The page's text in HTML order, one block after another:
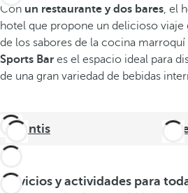
Con un restaurante y dos bares, el
hotel que propone un delicioso
de los sabores de la cocina
Sports Bar es el espacio ideal para
de una gran variedad de bebidas
Atlantis
Servicios y actividades para